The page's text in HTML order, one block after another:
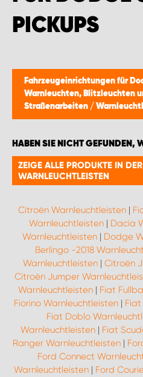
PICKUPS
Fahrzeugeinrichtungen für
Warnleuchten, Blitzleuchten
Straßenarbeiten /
HABEN SIE NICHT GEFUNDEN,
ZEIGE ALLE PRODUKTE IN
WARNLEUCHTLEISTEN
Citroën Warnleuchtleisten |
Warnleuchtleisten| Dacia
Warnleuchtleisten | Dodge
Berlingo -2018
Warnleuchtleisten | Citroën
Citroën Jumper
Warnleuchtleisten| Fiat
Fiorino Warnleuchtleisten |
Fiat Doblo
Warnleuchtleisten| Fiat
Ranger Warnleuchtleisten|
Ford Connect
Warnleuchtleisten | Ford
WORK SYSTEM BRÜSSEL
WORK SYSTEM NAMEN
WORK SYSTEM WORK SYSTEM BRÜGGE